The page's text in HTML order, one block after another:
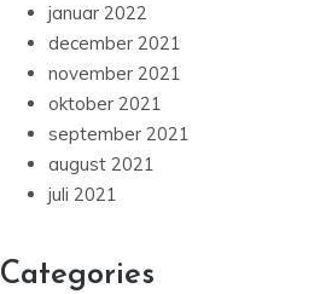
januar 2022
december 2021
november 2021
oktober 2021
september 2021
august 2021
juli 2021
Categories